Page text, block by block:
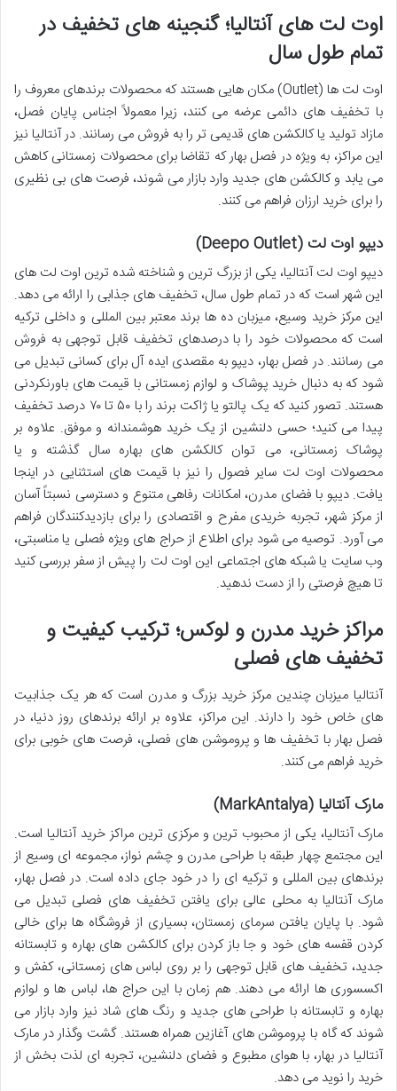
اوت لت های آنتالیا؛ گنجینه های تخفیف در
تمام طول سال
اوت لت ها (Outlet) مکان هایی هستند که محصولات برندهای معروف را
با تخفیف های دائمی عرضه می کنند، زیرا معمولاً اجناس پایان فصل،
مازاد تولید یا کالکشن های قدیمی تر را به فروش می رسانند. در آنتالیا نیز
این مراکز، به ویژه در فصل بهار که تقاضا برای محصولات زمستانی کاهش
می یابد و کالکشن های جدید وارد بازار می شوند، فرصت های بی نظیری
را برای خرید ارزان فراهم می کنند.
دیپو اوت لت (Deepo Outlet)
دیپو اوت لت آنتالیا، یکی از بزرگ ترین و شناخته شده ترین اوت لت های
این شهر است که در تمام طول سال، تخفیف های جذابی را ارائه می دهد.
این مرکز خرید وسیع، میزبان ده ها برند معتبر بین المللی و داخلی ترکیه
است که محصولات خود را با درصدهای تخفیف قابل توجهی به فروش
می رسانند. در فصل بهار، دیپو به مقصدی ایده آل برای کسانی تبدیل می
شود که به دنبال خرید پوشاک و لوازم زمستانی با قیمت های باورنکردنی
هستند. تصور کنید که یک پالتو یا ژاکت برند را با ۵۰ تا ۷۰ درصد تخفیف
پیدا می کنید؛ حسی دلنشین از یک خرید هوشمندانه و موفق. علاوه بر
پوشاک زمستانی، می توان کالکشن های بهاره سال گذشته و یا
محصولات اوت لت سایر فصول را نیز با قیمت های استثنایی در اینجا
یافت. دیپو با فضای مدرن، امکانات رفاهی متنوع و دسترسی نسبتاً آسان
از مرکز شهر، تجربه خریدی مفرح و اقتصادی را برای بازدیدکنندگان فراهم
می آورد. توصیه می شود برای اطلاع از حراج های ویژه فصلی یا مناسبتی،
وب سایت یا شبکه های اجتماعی این اوت لت را پیش از سفر بررسی کنید
تا هیچ فرصتی را از دست ندهید.
مراکز خرید مدرن و لوکس؛ ترکیب کیفیت و
تخفیف های فصلی
آنتالیا میزبان چندین مرکز خرید بزرگ و مدرن است که هر یک جذابیت
های خاص خود را دارند. این مراکز، علاوه بر ارائه برندهای روز دنیا، در
فصل بهار با تخفیف ها و پروموشن های فصلی، فرصت های خوبی برای
خرید فراهم می کنند.
مارک آنتالیا (MarkAntalya)
مارک آنتالیا، یکی از محبوب ترین و مرکزی ترین مراکز خرید آنتالیا است.
این مجتمع چهار طبقه با طراحی مدرن و چشم نواز، مجموعه ای وسیع از
برندهای بین المللی و ترکیه ای را در خود جای داده است. در فصل بهار،
مارک آنتالیا به محلی عالی برای یافتن تخفیف های فصلی تبدیل می
شود. با پایان یافتن سرمای زمستان، بسیاری از فروشگاه ها برای خالی
کردن قفسه های خود و جا باز کردن برای کالکشن های بهاره و تابستانه
جدید، تخفیف های قابل توجهی را بر روی لباس های زمستانی، کفش و
اکسسوری ها ارائه می دهند. هم زمان با این حراج ها، لباس ها و لوازم
بهاره و تابستانه با طراحی های جدید و رنگ های شاد نیز وارد بازار می
شوند که گاه با پروموشن های آغازین همراه هستند. گشت وگذار در مارک
آنتالیا در بهار، با هوای مطبوع و فضای دلنشین، تجربه ای لذت بخش از
خرید را نوید می دهد.